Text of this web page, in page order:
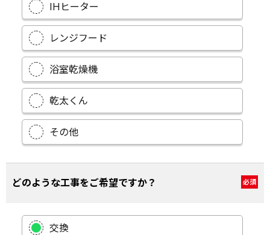
IHヒーター
レンジフード
浴室乾燥機
乾太くん
その他
どのような工事をご希望ですか？ 必須
交換